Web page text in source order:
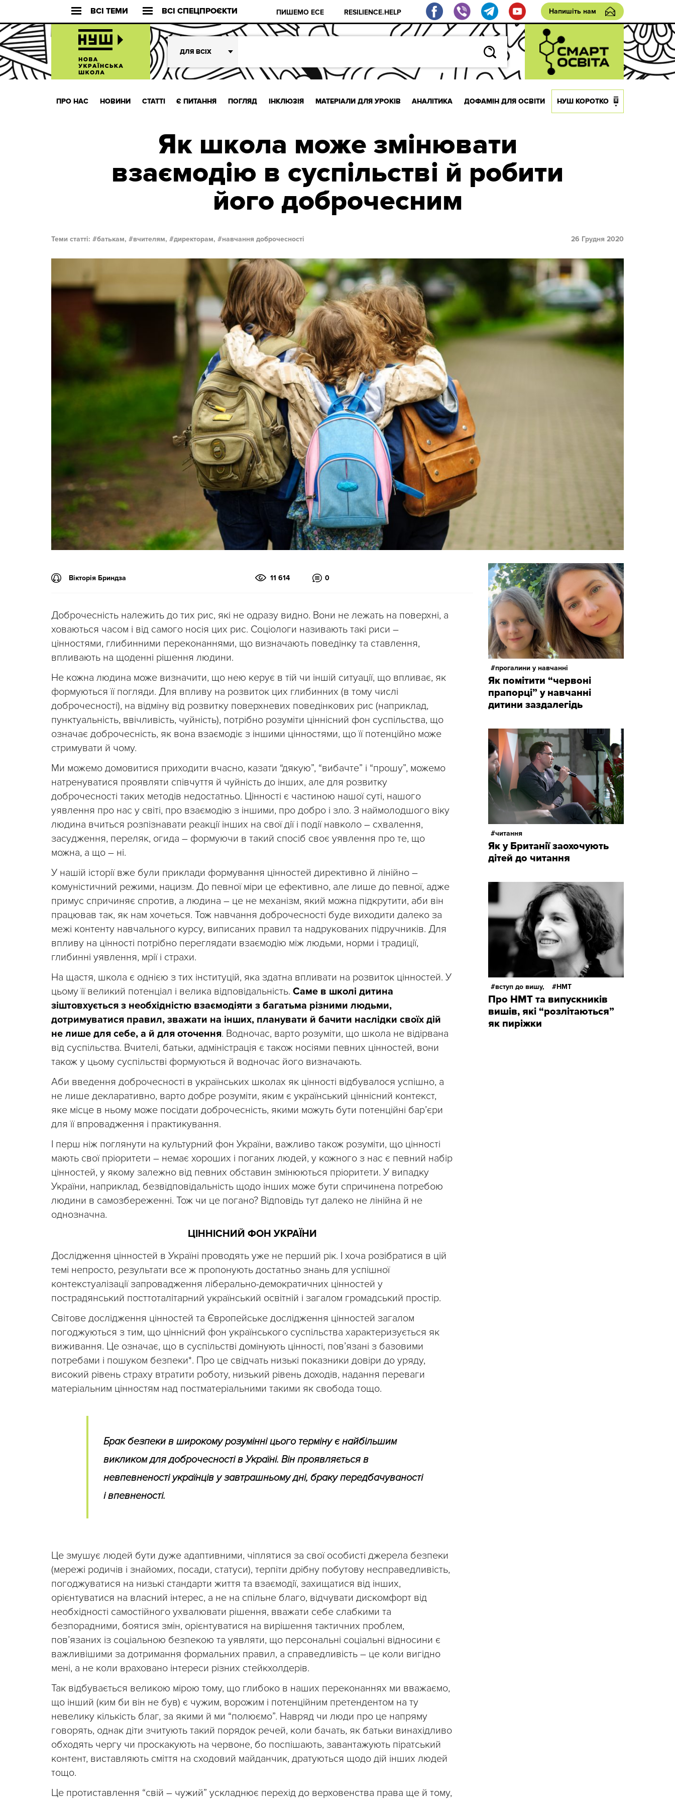
ВСІ ТЕМИ ВСІ СПЕЦПРОЄКТИ ПИШЕМО ЕСЕ RESILIENCE.HELP Напишіть нам
ДЛЯ ВСІХ
ПРО НАС НОВИНИ СТАТТІ Є ПИТАННЯ ПОГЛЯД ІНКЛЮЗІЯ МАТЕРІАЛИ ДЛЯ УРОКІВ АНАЛІТИКА ДОФАМІН ДЛЯ ОСВІТИ НУШ КОРОТКО
Як школа може змінювати
взаємодію в суспільстві й робити
його доброчесним
Теми статті: батькам, вчителям, директорам, навчання доброчесності 26 Грудня 2020
Вікторія Бриндза 11 614 0
Доброчесність належить до тих рис, які не одразу видно. Вони не лежать на поверхні, а
ховаються часом і від самого носія цих рис. Соціологи називають такі риси –
цінностями, глибинними переконаннями, що визначають поведінку та ставлення,
впливають на щоденні рішення людини.
Не кожна людина може визначити, що нею керує в тій чи іншій ситуації, що впливає, як
формуються її погляди. Для впливу на розвиток цих глибинних (в тому числі
доброчесності), на відміну від розвитку поверхневих поведінкових рис (наприклад,
пунктуальність, ввічливість, чуйність), потрібно розуміти ціннісний фон суспільства, що
означає доброчесність, як вона взаємодіє з іншими цінностями, що її потенційно може
стримувати й чому.
Ми можемо домовитися приходити вчасно, казати “дякую”, “вибачте” і “прошу”, можемо
натренуватися проявляти співчуття й чуйність до інших, але для розвитку
доброчесності таких методів недостатньо. Цінності є частиною нашої суті, нашого
уявлення про нас у світі, про взаємодію з іншими, про добро і зло. З наймолодшого віку
людина вчиться розпізнавати реакції інших на свої дії і події навколо – схвалення,
засудження, переляк, огида – формуючи в такий спосіб своє уявлення про те, що
можна, а що – ні.
У нашій історії вже були приклади формування цінностей директивно й лінійно –
комуністичний режими, нацизм. До певної міри це ефективно, але лише до певної, адже
примус спричиняє спротив, а людина – це не механізм, який можна підкрутити, аби він
працював так, як нам хочеться. Тож навчання доброчесності буде виходити далеко за
межі контенту навчального курсу, виписаних правил та надрукованих підручників. Для
впливу на цінності потрібно переглядати взаємодію між людьми, норми і традиції,
глибинні уявлення, мрії і страхи.
На щастя, школа є однією з тих інституцій, яка здатна впливати на розвиток цінностей. У
цьому її великий потенціал і велика відповідальність. Саме в школі дитина
зіштовхується з необхідністю взаємодіяти з багатьма різними людьми,
дотримуватися правил, зважати на інших, планувати й бачити наслідки своїх дій
не лише для себе, а й для оточення. Водночас, варто розуміти, що школа не відірвана
від суспільства. Вчителі, батьки, адміністрація є також носіями певних цінностей, вони
також у цьому суспільстві формуються й водночас його визначають.
Аби введення доброчесності в українських школах як цінності відбувалося успішно, а
не лише декларативно, варто добре розуміти, яким є український ціннісний контекст,
яке місце в ньому може посідати доброчесність, якими можуть бути потенційні бар’єри
для її впровадження і практикування.
І перш ніж поглянути на культурний фон України, важливо також розуміти, що цінності
мають свої пріоритети – немає хороших і поганих людей, у кожного з нас є певний набір
цінностей, у якому залежно від певних обставин змінюються пріоритети. У випадку
України, наприклад, безвідповідальність щодо інших може бути спричинена потребою
людини в самозбереженні. Тож чи це погано? Відповідь тут далеко не лінійна й не
однозначна.
ЦІННІСНИЙ ФОН УКРАЇНИ
Дослідження цінностей в Україні проводять уже не перший рік. І хоча розібратися в цій
темі непросто, результати все ж пропонують достатньо знань для успішної
контекстуалізації запровадження ліберально-демократичних цінностей у
пострадянський посттоталітарний український освітній і загалом громадський простір.
Світове дослідження цінностей та Європейське дослідження цінностей загалом
погоджуються з тим, що ціннісний фон українського суспільства характеризується як
виживання. Це означає, що в суспільстві домінують цінності, пов’язані з базовими
потребами і пошуком безпеки*. Про це свідчать низькі показники довіри до уряду,
високий рівень страху втратити роботу, низький рівень доходів, надання переваги
матеріальним цінностям над постматеріальними такими як свобода тощо.
Брак безпеки в широкому розумінні цього терміну є найбільшим
викликом для доброчесності в Україні. Він проявляється в
невпевненості українців у завтрашньому дні, браку передбачуваності
і впевненості.
Це змушує людей бути дуже адаптивними, чіплятися за свої особисті джерела безпеки
(мережі родичів і знайомих, посади, статуси), терпіти дрібну побутову несправедливість,
погоджуватися на низькі стандарти життя та взаємодії, захищатися від інших,
орієнтуватися на власний інтерес, а не на спільне благо, відчувати дискомфорт від
необхідності самостійного ухвалювати рішення, вважати себе слабкими та
безпорадними, боятися змін, орієнтуватися на вирішення тактичних проблем,
пов’язаних із соціальною безпекою та уявляти, що персональні соціальні відносини є
важливішими за дотримання формальних правил, а справедливість – це коли вигідно
мені, а не коли враховано інтереси різних стейкхолдерів.
Так відбувається великою мірою тому, що глибоко в наших переконаннях ми вважаємо,
що інший (ким би він не був) є чужим, ворожим і потенційним претендентом на ту
невелику кількість благ, за якими й ми “полюємо”. Навряд чи люди про це напряму
говорять, однак діти зчитують такий порядок речей, коли бачать, як батьки винахідливо
обходять чергу чи проскакують на червоне, бо поспішають, завантажують піратський
контент, виставляють сміття на сходовий майданчик, дратуються щодо дій інших людей
тощо.
Це протиставлення “свій – чужий” ускладнює перехід до верховенства права ще й тому,
прогалини у навчанні
Як помітити “червоні
прапорці” у навчанні
дитини заздалегідь
читання
Як у Британії заохочують
дітей до читання
вступ до вишу, НМТ
Про НМТ та випускників
вишів, які “розлітаються”
як пиріжки